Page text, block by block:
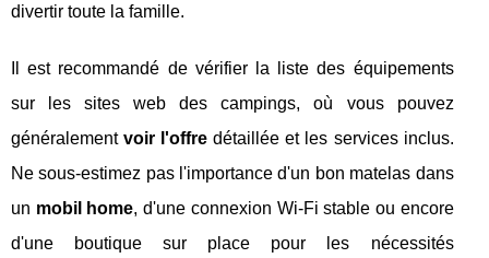
divertir toute la famille.
Il est recommandé de vérifier la liste des équipements
sur les sites web des campings, où vous pouvez
généralementvoir l'offre détaillée et les services inclus.
Ne sous-estimez pas l'importance d'un bon matelas dans
un mobil home, d'une connexion Wi-Fi stable ou encore
d'une boutique sur place pour les nécessités